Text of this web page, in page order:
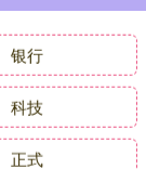
银行
科技
正式